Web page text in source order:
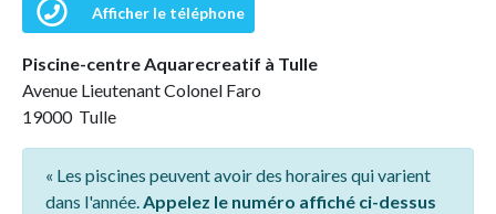
Afficher le téléphone
Piscine-centre Aquarecreatif à Tulle
Avenue Lieutenant Colonel Faro
19000 Tulle
« Les piscines peuvent avoir des horaires qui varient
dans l'année.Appelez le numéro affiché ci-dessus